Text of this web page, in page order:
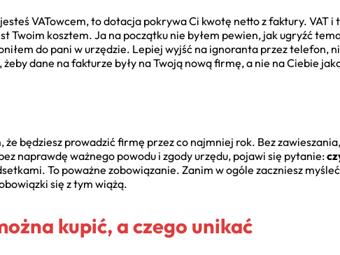
VATowcem, to dotacja pokrywa Ci kwotę netto z faktury. VAT i
Twoim kosztem. Ja na początku nie byłem pewien, jak ugryźć
do pani w urzędzie. Lepiej wyjść na ignoranta przez telefon,
dane na fakturze były na Twoją nową firmę, a nie na Ciebie
będziesz prowadzić firmę przez co najmniej rok. Bez
naprawdę ważnego powodu i zgody urzędu, pojawi się pytanie:
To poważne zobowiązanie. Zanim w ogóle zaczniesz
się z tym wiążą.
kupić, a czego unikać